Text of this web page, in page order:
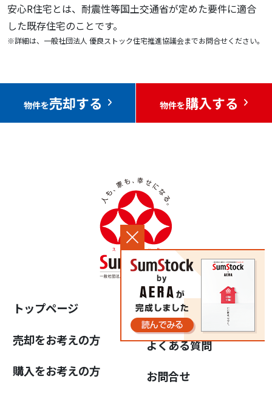
安心R住宅とは、耐震性等国土交通省が定めた要件に適合
した既存住宅のことです。
※詳細は、一般社団法人 優良ストック住宅推進協議会までお問合せください。
物件を売却する 物件を購入する
トップページ
売却をお考えの方
購入をお考えの方
中古住宅らぼ
よくある質問
お問合せ